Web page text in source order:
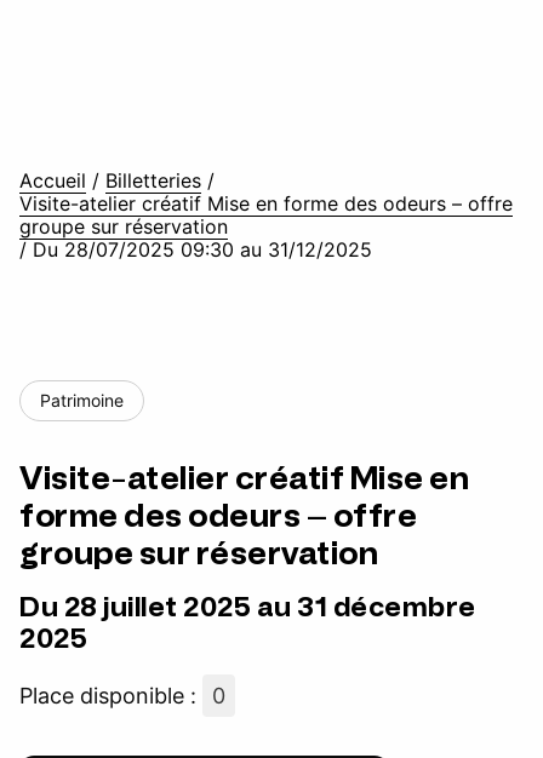
Accueil / Billetteries /
Visite-atelier créatif Mise en forme des odeurs – offre
groupe sur réservation
/ Du 28/07/2025 09:30 au 31/12/2025
Patrimoine
Visite-atelier créatif Mise en
forme des odeurs – offre
groupe sur réservation
Du 28 juillet 2025 au 31 décembre
2025
Place disponible : 0